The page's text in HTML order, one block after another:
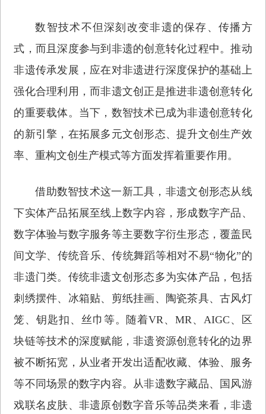
数智技术不但深刻改变非遗的保存、传播方
式，而且深度参与到非遗的创意转化过程中。推动
非遗传承发展，应在对非遗进行深度保护的基础上
强化合理利用，而非遗文创正是推进非遗创意转化
的重要载体。当下，数智技术已成为非遗创意转化
的新引擎，在拓展多元文创形态、提升文创生产效
率、重构文创生产模式等方面发挥着重要作用。
借助数智技术这一新工具，非遗文创形态从线
下实体产品拓展至线上数字内容，形成数字产品、
数字体验与数字服务等主要数字衍生形态，覆盖民
间文学、传统音乐、传统舞蹈等相对不易“物化”的
非遗门类。传统非遗文创形态多为实体产品，包括
刺绣摆件、冰箱贴、剪纸挂画、陶瓷茶具、古风灯
笼、钥匙扣、丝巾等。随着VR、MR、AIGC、区
块链等技术的深度赋能，非遗资源创意转化的边界
被不断拓宽，从业者开发出适配收藏、体验、服务
等不同场景的数字内容。从非遗数字藏品、国风游
戏联名皮肤、非遗原创数字音乐等品类来看，非遗